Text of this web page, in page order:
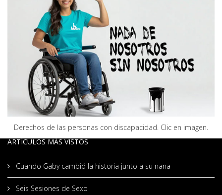
Derechos de las personas con discapacidad. Clic en imagen.
ARTÍCULOS MÁS VISTOS
Cuando Gaby cambió la historia junto a su nana
Seis Sesiones de Sexo